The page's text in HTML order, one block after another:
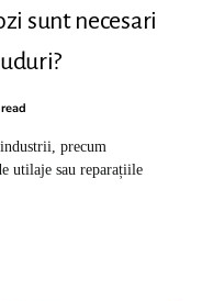
sunt necesari
precum
utilaje sau reparațiile